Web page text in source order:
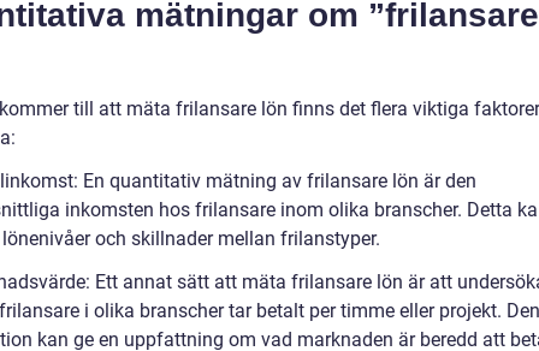
mätningar om ”frilansare
till att mäta frilansare lön finns det flera viktiga
En quantitativ mätning av frilansare lön är den
inkomsten hos frilansare inom olika branscher. Detta
och skillnader mellan frilanstyper.
Ett annat sätt att mäta frilansare lön är att
i olika branscher tar betalt per timme eller projekt.
kan ge en uppfattning om vad marknaden är beredd att